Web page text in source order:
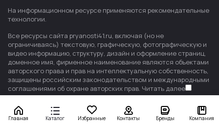
Главная Каталог Избранные Контакты Бренды Компания
На информационном ресурсе применяются рекомендательные
технологии.
Все ресурсы сайта pryanosti41.ru, включая (но не
ограничиваясь) текстовую, графическую, фотографическую и
видео информацию, структуру, дизайн и оформление страниц,
доменное имя, фирменное наименование являются объектами
авторского права и прав на интеллектуальную собственность,
защищены российским законодательством и международными
соглашениями об охране авторских прав. Читать далее